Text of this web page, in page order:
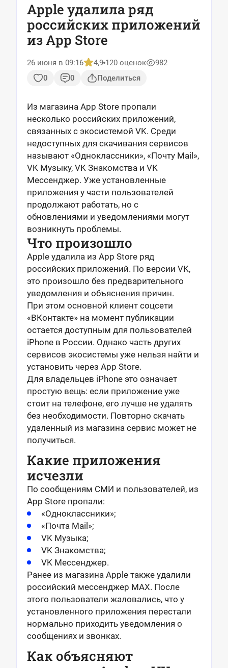
Apple удалила ряд
российских приложений
из App Store
26 июня в 09:16 4,9 120 оценок
982
0
0 Поделиться
Из магазина App Store пропали
несколько российских приложений,
связанных с экосистемой VK. Среди
недоступных для скачивания сервисов
называют «Одноклассники», «Почту Mail»,
VK Музыку, VK Знакомства и VK
Мессенджер. Уже установленные
приложения у части пользователей
продолжают работать, но с
обновлениями и уведомлениями могут
возникнуть проблемы.
Что произошло
Apple удалила из App Store ряд
российских приложений. По версии VK,
это произошло без предварительного
уведомления и объяснения причин.
При этом основной клиент соцсети
«ВКонтакте» на момент публикации
остается доступным для пользователей
iPhone в России. Однако часть других
сервисов экосистемы уже нельзя найти и
установить через App Store.
Для владельцев iPhone это означает
простую вещь: если приложение уже
стоит на телефоне, его лучше не удалять
без необходимости. Повторно скачать
удаленный из магазина сервис может не
получиться.
Какие приложения
исчезли
По сообщениям СМИ и пользователей, из
App Store пропали:
«Одноклассники»;
«Почта Mail»;
VK Музыка;
VK Знакомства;
VK Мессенджер.
Ранее из магазина Apple также удалили
российский мессенджер MAX. После
этого пользователи жаловались, что у
установленного приложения перестали
нормально приходить уведомления о
сообщениях и звонках.
Как объясняют